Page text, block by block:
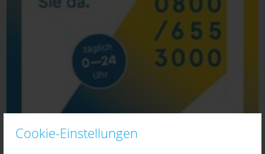
Cookie-Einstellungen